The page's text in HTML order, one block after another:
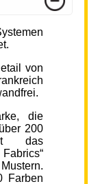
von
die
200
das
Farben